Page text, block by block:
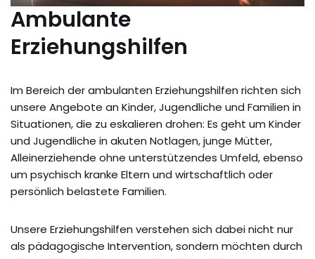
Ambulante
Erziehungshilfen
Im Bereich der ambulanten Erziehungshilfen richten sich
unsere Angebote an Kinder, Jugendliche und Familien in
Situationen, die zu eskalieren drohen: Es geht um Kinder
und Jugendliche in akuten Notlagen, junge Mütter,
Alleinerziehende ohne unterstützendes Umfeld, ebenso
um psychisch kranke Eltern und wirtschaftlich oder
persönlich belastete Familien.
Unsere Erziehungshilfen verstehen sich dabei nicht nur
als pädagogische Intervention, sondern möchten durch